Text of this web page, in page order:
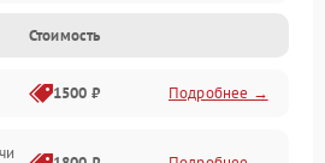
Стоимость
1500 ₽ Подробнее →